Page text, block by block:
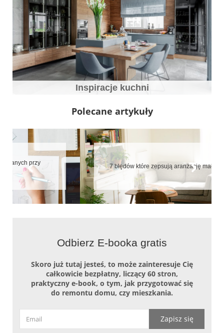
Inspiracje kuchni
Polecane artykuły
7 błędów które zepsują aranżację małych mieszkań
Odbierz E-booka gratis
Skoro już tutaj jesteś, to może zainteresuje Cię
całkowicie bezpłatny, liczący 60 stron,
praktyczny e-book, o tym, jak przygotować się
do remontu domu, czy mieszkania.
Zapisz się